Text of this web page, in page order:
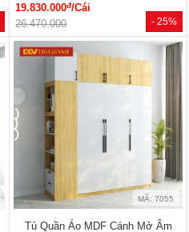
- 25%
19.830.000đ/Cái
26.470.000
MÃ: 7055
Tủ Quần Áo MDF Cánh Mở Âm